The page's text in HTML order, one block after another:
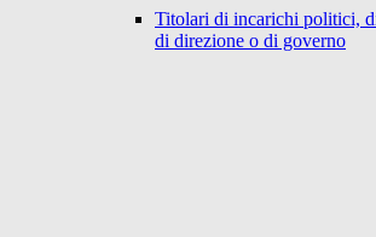
Titolari di incarichi politici,
di direzione o di governo